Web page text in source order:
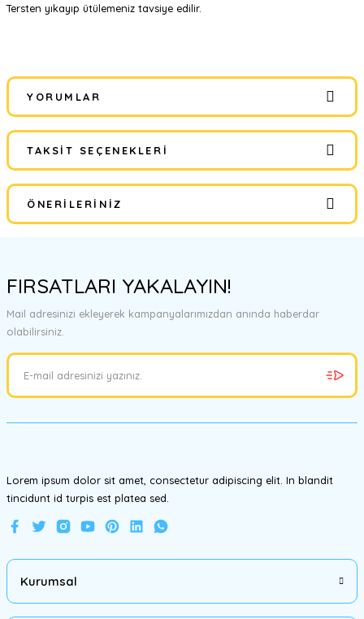
Tersten yıkayıp ütülemeniz tavsiye edilir.
YORUMLAR
Bu ürüne ilk yorumu siz yapın!
Yorum Yaz
TAKSIT SEÇENEKLERI
ÖNERILERINIZ
tarafımıza iletebilirsiniz.
Görüş ve önerileriniz için teşekkür ederiz.
Ürün resmi kalitesiz, bozuk veya görüntülenemiyor.
Ürün bilgilerinde hatalar bulunuyor.
FIRSATLARI YAKALAYIN!
Mail adresinizi ekleyerek kampanyalarımızdan anında haberdar
olabilirsiniz.
Lorem ipsum dolor sit amet, consectetur adipiscing elit. In blandit
tincidunt id turpis est platea sed.
Kurumsal